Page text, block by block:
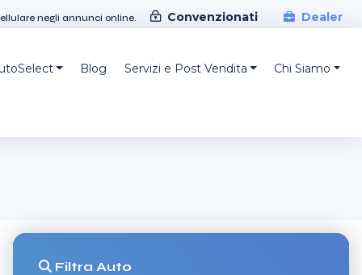
negli annunci online. Convenzionati Dealer
Blog Servizi e Post Vendita Chi Siamo
Filtra Auto